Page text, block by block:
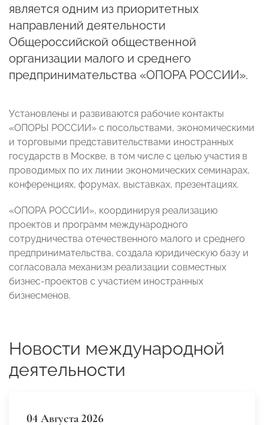
является одним из приоритетных
направлений деятельности
Общероссийской общественной
организации малого и среднего
предпринимательства «ОПОРА РОССИИ».
Установлены и развиваются рабочие контакты
«ОПОРЫ РОССИИ» с посольствами, экономическими
и торговыми представительствами иностранных
государств в Москве, в том числе с целью участия в
проводимых по их линии экономических семинарах,
конференциях, форумах, выставках, презентациях.
«ОПОРА РОССИИ», координируя реализацию
проектов и программ международного
сотрудничества отечественного малого и среднего
предпринимательства, создала юридическую базу и
согласовала механизм реализации совместных
бизнес-проектов с участием иностранных
бизнесменов.
Новости международной
деятельности
04 Августа 2026